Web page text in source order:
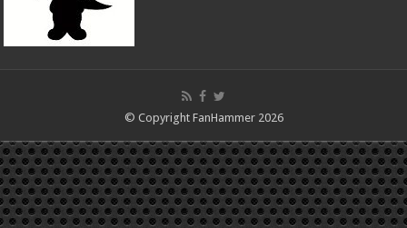
© Copyright FanHammer 2026